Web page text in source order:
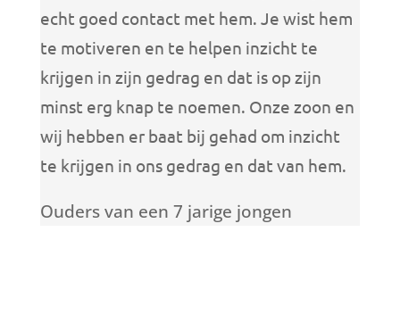
echt goed contact met hem. Je wist hem
te motiveren en te helpen inzicht te
krijgen in zijn gedrag en dat is op zijn
minst erg knap te noemen. Onze zoon en
wij hebben er baat bij gehad om inzicht
te krijgen in ons gedrag en dat van hem.
Ouders van een 7 jarige jongen